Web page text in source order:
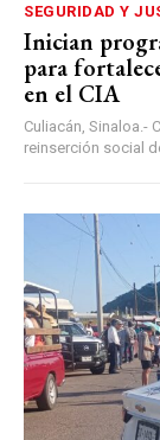
SEGURIDAD Y
Inician
para
en el CIA
Culiacán, Sinaloa.-
reinserción social